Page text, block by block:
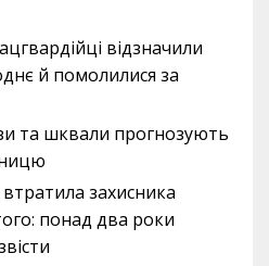
відзначили
й помолилися за
та шквали прогнозують
захисника
понад два роки